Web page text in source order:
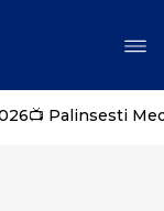
📺 Palinsesti